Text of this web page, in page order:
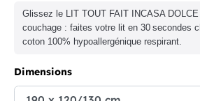
Glissez le LIT TOUT FAIT INCASA
couchage : faites votre lit en 30 secondes
coton 100% hypoallergénique respirant.
Dimensions